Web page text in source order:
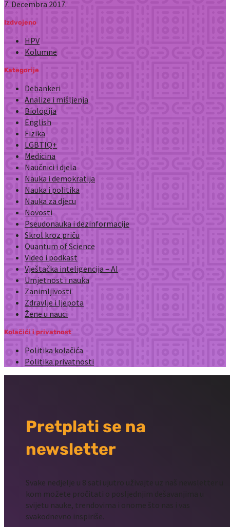
7. Decembra 2017.
Izdvojeno
HPV
Kolumne
Kategorije
Debankeri
Analize i mišljenja
Biologija
English
Fizika
LGBTIQ+
Medicina
Naučnici i djela
Nauka i demokratija
Nauka i politika
Nauka za djecu
Novosti
Pseudonauka i dezinformacije
Skrol kroz priču
Quantum of Science
Video i podkast
Vještačka inteligencija – AI
Umjetnost i nauka
Zanimljivosti
Zdravlje i ljepota
Žene u nauci
Kolačići i privatnost
Politika kolačića
Politika privatnosti
Pretplati se na
newsletter
Svake nedjelje u 8 sati ujutro uživajte uz naš newsletter u
kom možete pročitati o posljednjim dešavanjima u
svijetu nauke, trendovima i onome što nas i vas
svakodnevno inspiriše.